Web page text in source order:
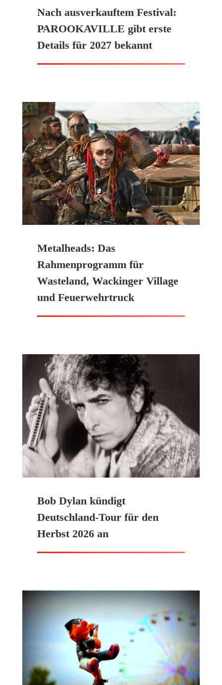
Nach ausverkauftem Festival:
PAROOKAVILLE gibt erste
Details für 2027 bekannt
Metalheads: Das
Rahmenprogramm für
Wasteland, Wackinger Village
und Feuerwehrtruck
Bob Dylan kündigt
Deutschland-Tour für den
Herbst 2026 an